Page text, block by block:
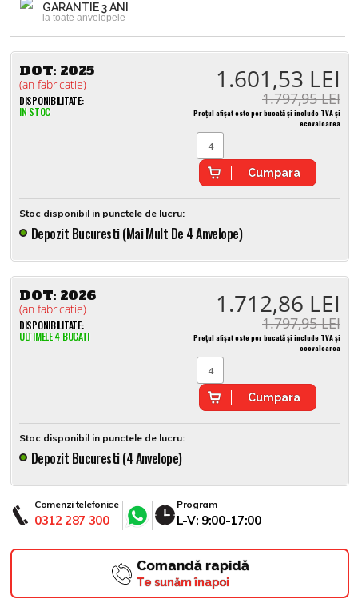
GARANTIE 3 ANI
la toate anvelopele
DOT: 2025
(an fabricatie)
DISPONIBILITATE:
IN STOC
1.601,53 LEI
1.797,95 LEI
Prețul afișat este per bucată și include TVA și
ecovaloarea
Cumpara
Stoc disponibil in punctele de lucru:
Depozit Bucuresti (mai Mult De 4 Anvelope)
DOT: 2026
(an fabricatie)
DISPONIBILITATE:
ULTIMELE 4 BUCATI
1.712,86 LEI
1.797,95 LEI
Prețul afișat este per bucată și include TVA și
ecovaloarea
Cumpara
Stoc disponibil in punctele de lucru:
Depozit Bucuresti (4 Anvelope)
Comenzi telefonice
0312 287 300
Program
L-V: 9:00-17:00
Comandă rapidă
Te sunăm înapoi